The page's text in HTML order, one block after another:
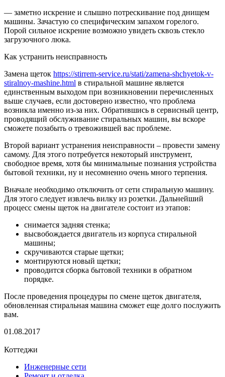
— заметно искрение и слышно потрескивание под днищем
машины. Зачастую со специфическим запахом горелого.
Порой сильное искрение возможно увидеть сквозь стекло
загрузочного люка.
Как устранить неисправность
Замена щеток https://stirrem-service.ru/stati/zamena-shchyetok-v-
stiralnoy-mashine.html в стиральной машине является
единственным выходом при возникновении перечисленных
выше случаев, если достоверно известно, что проблема
возникла именно из-за них. Обратившись в сервисный центр,
проводящий обслуживание стиральных машин, вы вскоре
сможете позабыть о тревожившей вас проблеме.
Второй вариант устранения неисправности – провести замену
самому. Для этого потребуется некоторый инструмент,
свободное время, хотя бы минимальные познания устройства
бытовой техники, ну и несомненно очень много терпения.
Вначале необходимо отключить от сети стиральную машину.
Для этого следует извлечь вилку из розетки. Дальнейший
процесс смены щеток на двигателе состоит из этапов:
снимается задняя стенка;
высвобождается двигатель из корпуса стиральной
машины;
скручиваются старые щетки;
монтируются новый щетки;
проводится сборка бытовой техники в обратном
порядке.
После проведения процедуры по смене щеток двигателя,
обновленная стиральная машина сможет еще долго послужить
вам.
01.08.2017
Коттеджи
Инженерные сети